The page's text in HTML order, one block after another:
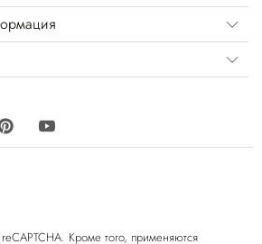
Кроме того, применяются